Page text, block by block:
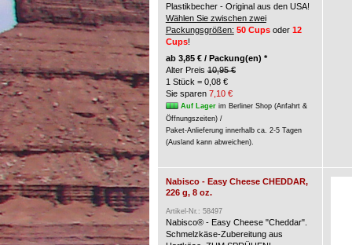
Plastikbecher - Original aus den USA!
Wählen Sie zwischen zwei
Packungsgrößen: 50 Cupsoder 12
Cups!
ab 3,85 € / Packung(en) *
Alter Preis 10,95 €
1 Stück = 0,08 €
Sie sparen 7,10 €
Auf Lagerim Berliner Shop (Anfahrt &
Öffnungszeiten) /
Paket-Anlieferung innerhalb ca. 2-5 Tagen
(Ausland kann abweichen).
Nabisco - Easy Cheese CHEDDAR,
226 g, 8 oz.
Artikel-Nr.: 58497
Nabisco® - Easy Cheese "Cheddar".
Schmelzkäse-Zubereitung aus